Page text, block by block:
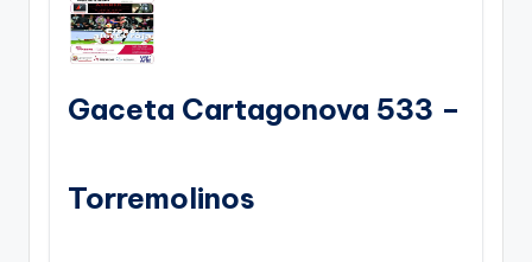
Gaceta Cartagonova 533 –
Torremolinos